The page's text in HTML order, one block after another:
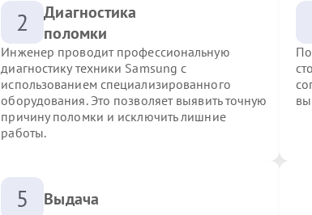
2
Диагностика
поломки
Инженер проводит профессиональную
диагностику техники Samsung с
использованием специализированного
оборудования. Это позволяет выявить точную
причину поломки и исключить лишние
работы.
5 Выдача